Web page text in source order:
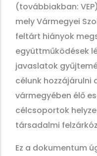
(továbbiakban:
mely Vármegyei
feltárt hiányok
együttműködések
javaslatok
célunk hozzájárulni
vármegyében élő
célcsoportok
társadalmi
Ez a dokumentum